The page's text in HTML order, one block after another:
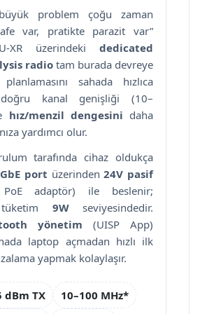
problem çoğu zaman
var, pratikte parazit var”
XR üzerindeki dedicated
radio tam burada devreye
sahada hızlıca
doğru kanal genişliği (10–
hız/menzil dengesini daha
yardımcı olur.
tarafında cihaz oldukça
port üzerinden24V pasif
adaptör) ile beslenir;
9Wseviyesindedir.
yönetim (UISP App)
laptop açmadan hızlı ilk
yapmak kolaylaşır.
dBm TX
10–100 MHz*